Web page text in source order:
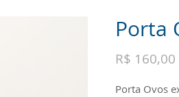
Porta
R$ 160,00
Porta Ovos